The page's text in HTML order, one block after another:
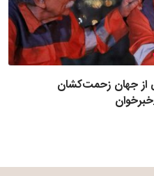
از جهان زحمت‌کشان